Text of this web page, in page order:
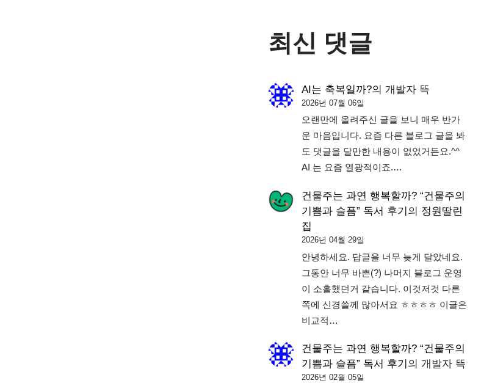
최신 댓글
AI는 축복일까?의 개발자 뜩
2026년 07월 06일
오랜만에 올려주신 글을 보니 매우 반가
운 마음입니다. 요즘 다른 블로그 글을 봐
도 댓글을 달만한 내용이 없었거든요.^^
AI 는 요즘 열광적이죠.…
건물주는 과연 행복할까? “건물주의
기쁨과 슬픔” 독서 후기 의 정원딸린
집
2026년 04월 29일
안녕하세요. 답글을 너무 늦게 달았네요.
그동안 너무 바쁜(?) 나머지 블로그 운영
이 소홀했던거 같습니다. 이것저것 다른
쪽에 신경쓸께 많아서요 ㅎㅎㅎㅎ 이글은
비교적…
건물주는 과연 행복할까? “건물주의
기쁨과 슬픔” 독서 후기 의 개발자 뜩
2026년 02월 05일